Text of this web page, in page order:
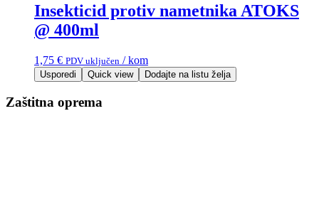
Insekticid protiv nametnika ATOKS
@ 400ml
1,75 € PDV uključen / kom
Usporedi Quick view Dodajte na listu želja
Zaštitna oprema